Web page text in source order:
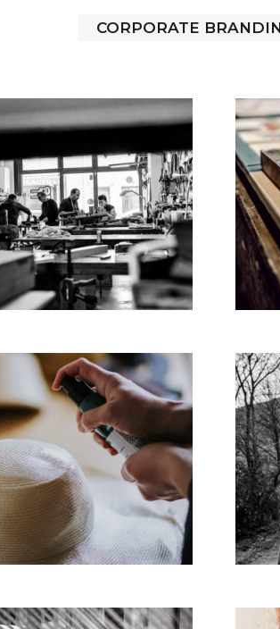
CORPORATE